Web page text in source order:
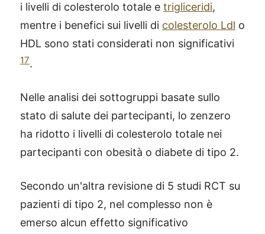
i livelli di colesterolo totale e trigliceridi,
mentre i benefici sui livelli di colesterolo Ldl o
HDL sono stati considerati non significativi
17.
Nelle analisi dei sottogruppi basate sullo
stato di salute dei partecipanti, lo zenzero
ha ridotto i livelli di colesterolo totale nei
partecipanti con obesità o diabete di tipo 2.
Secondo un'altra revisione di 5 studi RCT su
pazienti di tipo 2, nel complesso non è
emerso alcun effetto significativo